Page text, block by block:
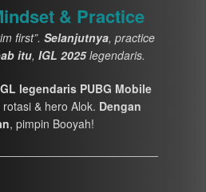
& Practice
first”. Selanjutnya, practice
itu, IGL 2025legendaris.
legendaris PUBG Mobile
& hero Alok. Dengan
, pimpin Booyah!